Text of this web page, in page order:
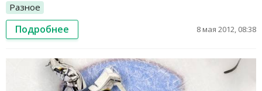
Разное
Подробнее 8 мая 2012, 08:38